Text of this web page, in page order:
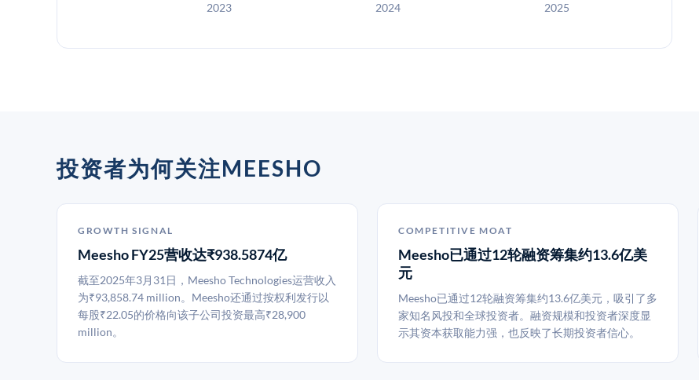
2023 2024 2025
投资者为何关注MEESHO
GROWTH SIGNAL
Meesho FY25营收达₹938.5874亿
截至2025年3月31日，Meesho Technologies运营收入
为₹93,858.74 million。Meesho还通过按权利发行以
每股₹22.05的价格向该子公司投资最高₹28,900
million。
COMPETITIVE MOAT
Meesho已通过12轮融资筹集约13.6亿美
元
Meesho已通过12轮融资筹集约13.6亿美元，吸引了多
家知名风投和全球投资者。融资规模和投资者深度显
示其资本获取能力强，也反映了长期投资者信心。